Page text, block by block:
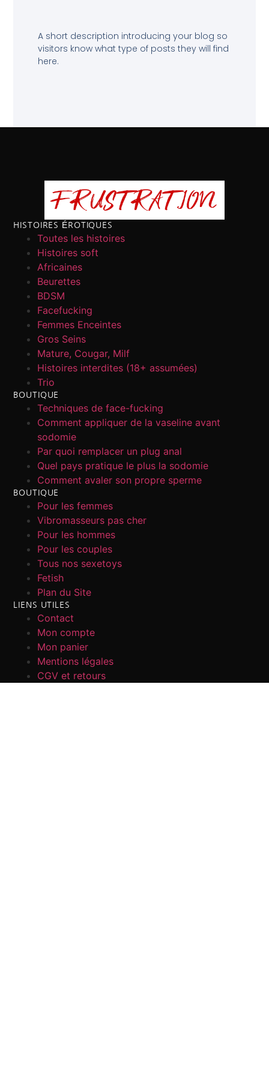
A short description introducing your blog so
visitors know what type of posts they will find
here.
HISTOIRES ÉROTIQUES
Toutes les histoires
Histoires soft
Africaines
Beurettes
BDSM
Facefucking
Femmes Enceintes
Gros Seins
Mature, Cougar, Milf
Histoires interdites (18+ assumées)
Trio
BOUTIQUE
Techniques de face-fucking
Comment appliquer de la vaseline avant
sodomie
Par quoi remplacer un plug anal
Quel pays pratique le plus la sodomie
Comment avaler son propre sperme
BOUTIQUE
Pour les femmes
Vibromasseurs pas cher
Pour les hommes
Pour les couples
Tous nos sexetoys
Fetish
Plan du Site
LIENS UTILES
Contact
Mon compte
Mon panier
Mentions légales
CGV et retours